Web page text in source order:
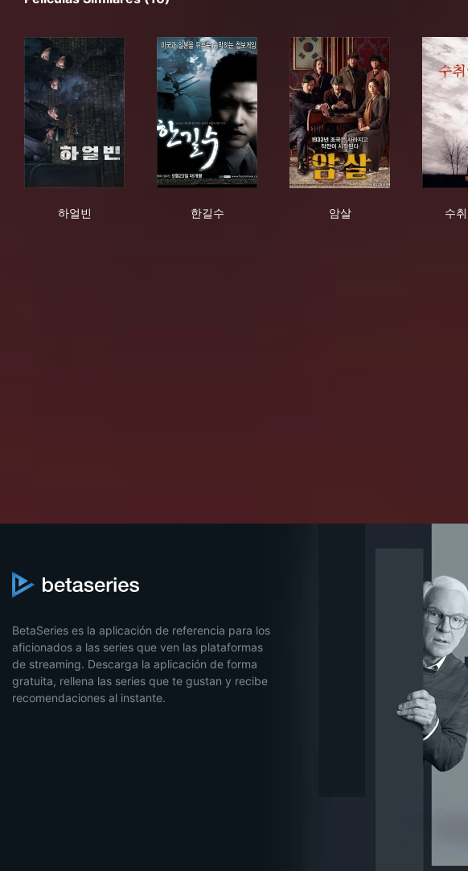
하얼빈
한길수
암살
수
BetaSeries es la aplicación de referencia para los
aficionados a las series que ven las plataformas
de streaming. Descarga la aplicación de forma
gratuita, rellena las series que te gustan y recibe
recomendaciones al instante.